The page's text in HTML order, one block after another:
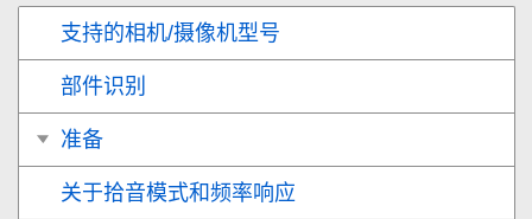
支持的相机/摄像机型号
部件识别
准备
关于拾音模式和频率响应